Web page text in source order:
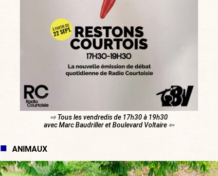
⇨ Tous les vendredis de 17h30 à 19h30
avec Marc Baudriller et Boulevard Voltaire ⇦
ANIMAUX